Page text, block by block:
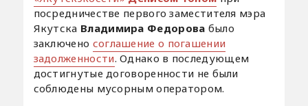
посредничестве первого заместителя мэра
Якутска Владимира Федорова было
заключено соглашение о погашении
задолженности. Однако в последующем
достигнутые договоренности не были
соблюдены мусорным оператором.